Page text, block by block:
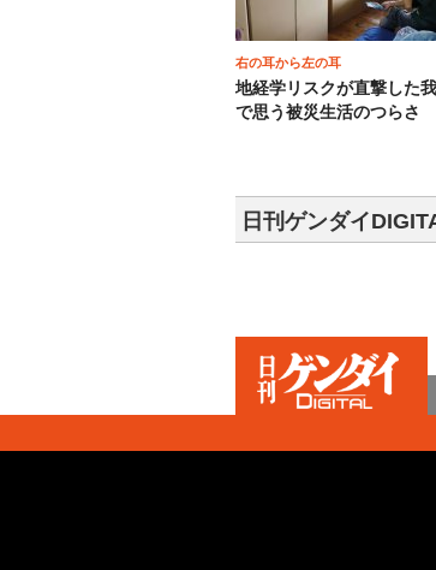
右の耳から左の耳
地経学リスクが直撃した
で思う被災生活のつらさ
日刊ゲンダイ